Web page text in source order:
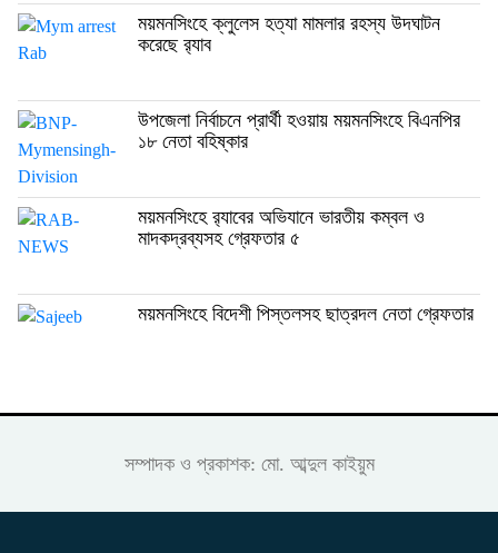
ময়মনসিংহে ক্লুলেস হত্যা মামলার রহস্য উদঘাটন
করেছে র‍্যাব
উপজেলা নির্বাচনে প্রার্থী হওয়ায় ময়মনসিংহে বিএনপির
১৮ নেতা বহিষ্কার
ময়মনসিংহে র‍্যাবের অভিযানে ভারতীয় কম্বল ও
মাদকদ্রব্যসহ গ্রেফতার ৫
ময়মনসিংহে বিদেশী পিস্তলসহ ছাত্রদল নেতা গ্রেফতার
সম্পাদক ও প্রকাশক: মো. আব্দুল কাইয়ুম